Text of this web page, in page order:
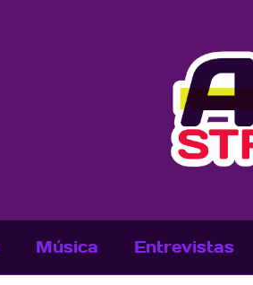
Música Entrevistas